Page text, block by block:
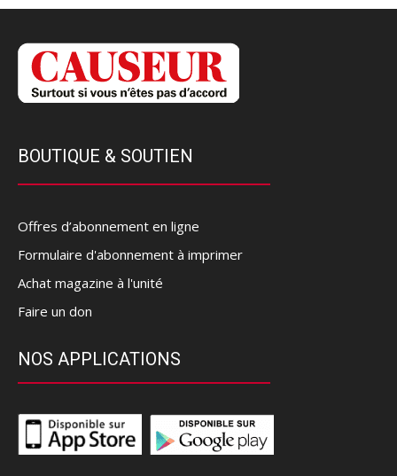
BOUTIQUE & SOUTIEN
Offres d’abonnement en ligne
Formulaire d'abonnement à imprimer
Achat magazine à l'unité
Faire un don
NOS APPLICATIONS